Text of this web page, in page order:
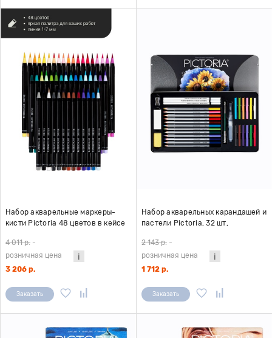
Набор акварельные маркеры-
кисти Pictoria 48 цветов в кейсе
4 011 р. -
розничная цена
3 206 р.
Заказать
Набор акварельных карандашей и
пастели Pictoria, 32 шт,
2 143 р. -
розничная цена
1 712 р.
Заказать